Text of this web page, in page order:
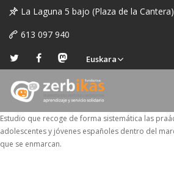
La Laguna 5 bajo (Plaza de la
613 097 940
Euskara
Estudio que recoge de forma sistemática las
adolescentes y jóvenes españoles dentro del
que se enmarcan.